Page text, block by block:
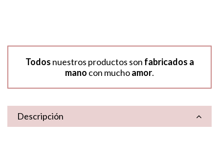
Todos nuestros productos son fabricados a
mano con muchoamor.
Descripción